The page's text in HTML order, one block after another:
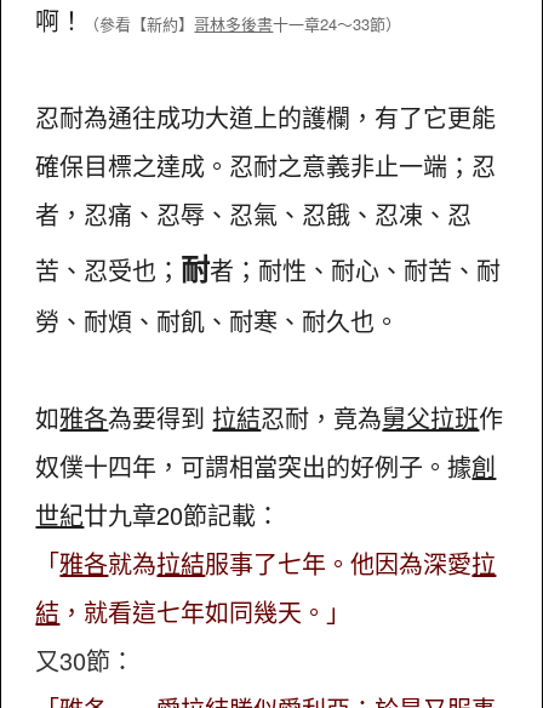
啊！
（參看 【新約】哥林多後書十一章24～33節）
忍耐為通往成功大道上的護欄，有了它更能
確保目標之達成。忍耐之意義非止一端；忍
者，忍痛、忍辱、忍氣、忍餓、忍凍、忍
苦、忍受也； 耐者；耐性、耐心、耐苦、耐
勞、耐煩、耐飢、耐寒、耐久也。
如雅各為要得到 拉結忍耐，竟為舅父拉班作
奴僕十四年，可謂相當突出的好例子。據創
世紀廿九章20節記載：
「雅各就為拉結服事了七年。他因為深愛拉
結 ，就看這七年如同幾天。」
又30節：